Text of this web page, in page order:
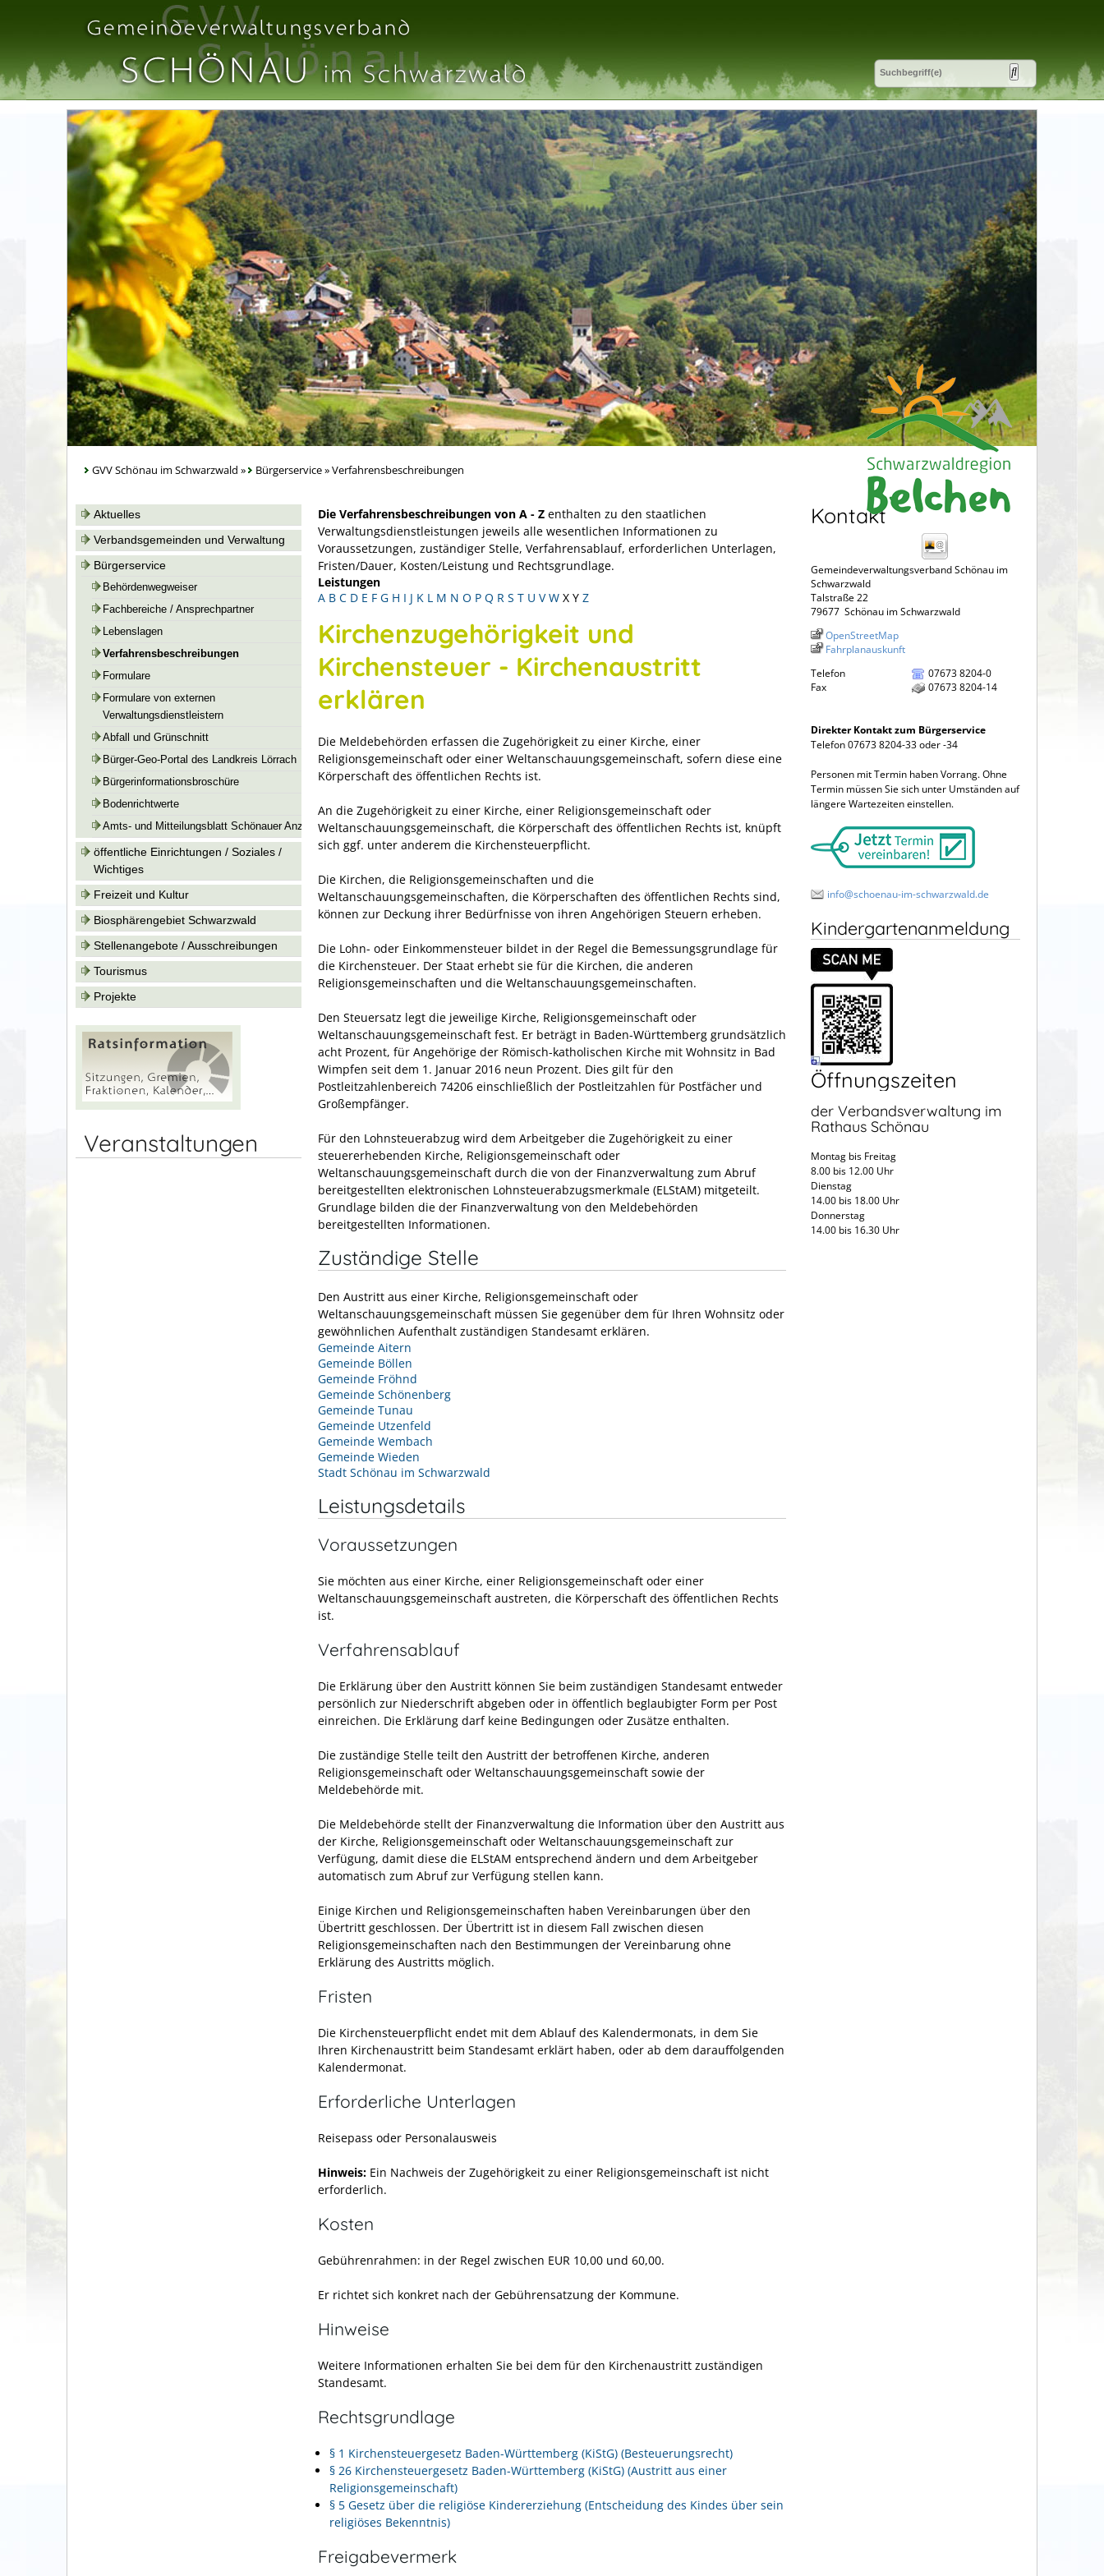
GVV Schönau im Schwarzwald » Bürgerservice»Verfahrensbeschreibungen
Aktuelles
Verbandsgemeinden und Verwaltung
Bürgerservice
Behördenwegweiser
Fachbereiche / Ansprechpartner
Lebenslagen
Verfahrensbeschreibungen
Formulare
Formulare von externen
Verwaltungsdienstleistern
Abfall und Grünschnitt
Bürger-Geo-Portal des Landkreis Lörrach
Bürgerinformationsbroschüre
Bodenrichtwerte
Amts- und Mitteilungsblatt Schönauer Anzeiger
öffentliche Einrichtungen / Soziales /
Wichtiges
Freizeit und Kultur
Biosphärengebiet Schwarzwald
Stellenangebote / Ausschreibungen
Tourismus
Projekte
Veranstaltungen
Die Verfahrensbeschreibungen von A - Z enthalten zu den staatlichen
Verwaltungsdienstleistungen jeweils alle wesentlichen Informationen zu
Voraussetzungen, zuständiger Stelle, Verfahrensablauf, erforderlichen Unterlagen,
Fristen/Dauer, Kosten/Leistung und Rechtsgrundlage.
Leistungen
A B C D E F G H I J K L M N O P Q R S T U V W X Y Z
Kirchenzugehörigkeit und
Kirchensteuer - Kirchenaustritt
erklären
Die Meldebehörden erfassen die Zugehörigkeit zu einer Kirche, einer
Religionsgemeinschaft oder einer Weltanschauungsgemeinschaft, sofern diese eine
Körperschaft des öffentlichen Rechts ist.
An die Zugehörigkeit zu einer Kirche, einer Religionsgemeinschaft oder
Weltanschauungsgemeinschaft, die Körperschaft des öffentlichen Rechts ist, knüpft
sich ggf. unter anderem die Kirchensteuerpflicht.
Die Kirchen, die Religionsgemeinschaften und die
Weltanschauungsgemeinschaften, die Körperschaften des öffentlichen Rechts sind,
können zur Deckung ihrer Bedürfnisse von ihren Angehörigen Steuern erheben.
Die Lohn- oder Einkommensteuer bildet in der Regel die Bemessungsgrundlage für
die Kirchensteuer. Der Staat erhebt sie für die Kirchen, die anderen
Religionsgemeinschaften und die Weltanschauungsgemeinschaften.
Den Steuersatz legt die jeweilige Kirche, Religionsgemeinschaft oder
Weltanschauungsgemeinschaft fest. Er beträgt in Baden-Württemberg grundsätzlich
acht Prozent, für Angehörige der Römisch-katholischen Kirche mit Wohnsitz in Bad
Wimpfen seit dem 1. Januar 2016 neun Prozent. Dies gilt für den
Postleitzahlenbereich 74206 einschließlich der Postleitzahlen für Postfächer und
Großempfänger.
Für den Lohnsteuerabzug wird dem Arbeitgeber die Zugehörigkeit zu einer
steuererhebenden Kirche, Religionsgemeinschaft oder
Weltanschauungsgemeinschaft durch die von der Finanzverwaltung zum Abruf
bereitgestellten elektronischen Lohnsteuerabzugsmerkmale (ELStAM) mitgeteilt.
Grundlage bilden die der Finanzverwaltung von den Meldebehörden
bereitgestellten Informationen.
Zuständige Stelle
Den Austritt aus einer Kirche, Religionsgemeinschaft oder
Weltanschauungsgemeinschaft müssen Sie gegenüber dem für Ihren Wohnsitz oder
gewöhnlichen Aufenthalt zuständigen Standesamt erklären.
Gemeinde Aitern
Gemeinde Böllen
Gemeinde Fröhnd
Gemeinde Schönenberg
Gemeinde Tunau
Gemeinde Utzenfeld
Gemeinde Wembach
Gemeinde Wieden
Stadt Schönau im Schwarzwald
Leistungsdetails
Voraussetzungen
Sie möchten aus einer Kirche, einer Religionsgemeinschaft oder einer
Weltanschauungsgemeinschaft austreten, die Körperschaft des öffentlichen Rechts
ist.
Verfahrensablauf
Die Erklärung über den Austritt können Sie beim zuständigen Standesamt entweder
persönlich zur Niederschrift abgeben oder in öffentlich beglaubigter Form per Post
einreichen. Die Erklärung darf keine Bedingungen oder Zusätze enthalten.
Die zuständige Stelle teilt den Austritt der betroffenen Kirche, anderen
Religionsgemeinschaft oder Weltanschauungsgemeinschaft sowie der
Meldebehörde mit.
Die Meldebehörde stellt der Finanzverwaltung die Information über den Austritt aus
der Kirche, Religionsgemeinschaft oder Weltanschauungsgemeinschaft zur
Verfügung, damit diese die ELStAM entsprechend ändern und dem Arbeitgeber
automatisch zum Abruf zur Verfügung stellen kann.
Einige Kirchen und Religionsgemeinschaften haben Vereinbarungen über den
Übertritt geschlossen. Der Übertritt ist in diesem Fall zwischen diesen
Religionsgemeinschaften nach den Bestimmungen der Vereinbarung ohne
Erklärung des Austritts möglich.
Fristen
Die Kirchensteuerpflicht endet mit dem Ablauf des Kalendermonats, in dem Sie
Ihren Kirchenaustritt beim Standesamt erklärt haben, oder ab dem darauffolgenden
Kalendermonat.
Erforderliche Unterlagen
Reisepass oder Personalausweis
Hinweis: Ein Nachweis der Zugehörigkeit zu einer Religionsgemeinschaft ist nicht
erforderlich.
Kosten
Gebührenrahmen: in der Regel zwischen EUR 10,00 und 60,00.
Er richtet sich konkret nach der Gebührensatzung der Kommune.
Hinweise
Weitere Informationen erhalten Sie bei dem für den Kirchenaustritt zuständigen
Standesamt.
Rechtsgrundlage
§ 1 Kirchensteuergesetz Baden-Württemberg (KiStG) (Besteuerungsrecht)
§ 26 Kirchensteuergesetz Baden-Württemberg (KiStG) (Austritt aus einer
Religionsgemeinschaft)
§ 5 Gesetz über die religiöse Kindererziehung (Entscheidung des Kindes über sein
religiöses Bekenntnis)
Freigabevermerk
Kontakt
Gemeindeverwaltungsverband Schönau im
Schwarzwald
Talstraße 22
79677 Schönau im Schwarzwald
OpenStreetMap
Fahrplanauskunft
Telefon
07673 8204-0
Fax
07673 8204-14
Direkter Kontakt zum Bürgerservice
Telefon 07673 8204-33 oder -34
Personen mit Termin haben Vorrang. Ohne
Termin müssen Sie sich unter Umständen auf
längere Wartezeiten einstellen.
info@schoenau-im-schwarzwald.de
Kindergartenanmeldung
Öffnungszeiten
der Verbandsverwaltung im
Rathaus Schönau
Montag bis Freitag
8.00 bis 12.00 Uhr
Dienstag
14.00 bis 18.00 Uhr
Donnerstag
14.00 bis 16.30 Uhr